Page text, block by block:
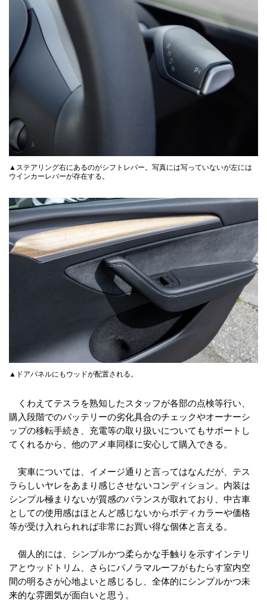
▲ステアリング右にあるのがシフトレバー。写真には写っていないが左には
ウインカーレバーが存在する。
▲ドアパネルにもウッドが配置される。
くわえてテスラを熟知したスタッフが各部の点検等行い、
購入段階でのバッテリーの劣化具合のチェックやオーナーシ
ップの移転手続き、充電等の取り扱いについてもサポートし
てくれるから、他のアメ車同様に安心して購入できる。
実車については、イメージ通りと言ってはなんだが、テス
ラらしいヤレをあまり感じさせないコンディション。内装は
シンプル極まりないが質感のバランスが取れており、中古車
としての使用感はほとんど感じないからボディカラーや価格
等が受け入れられれば非常にお買い得な個体と言える。
個人的には、シンプルかつ柔らかな手触りを示すインテリ
アとウッドトリム、さらにパノラマルーフがもたらす室内空
間の明るさが心地よいと感じるし、全体的にシンプルかつ未
来的な雰囲気が面白いと思う。